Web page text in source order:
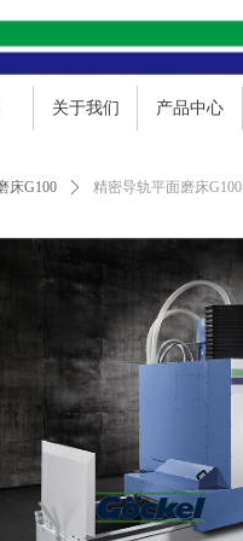
关于我们 产品中心
床G100 ꄲ 精密导轨平面磨床G100